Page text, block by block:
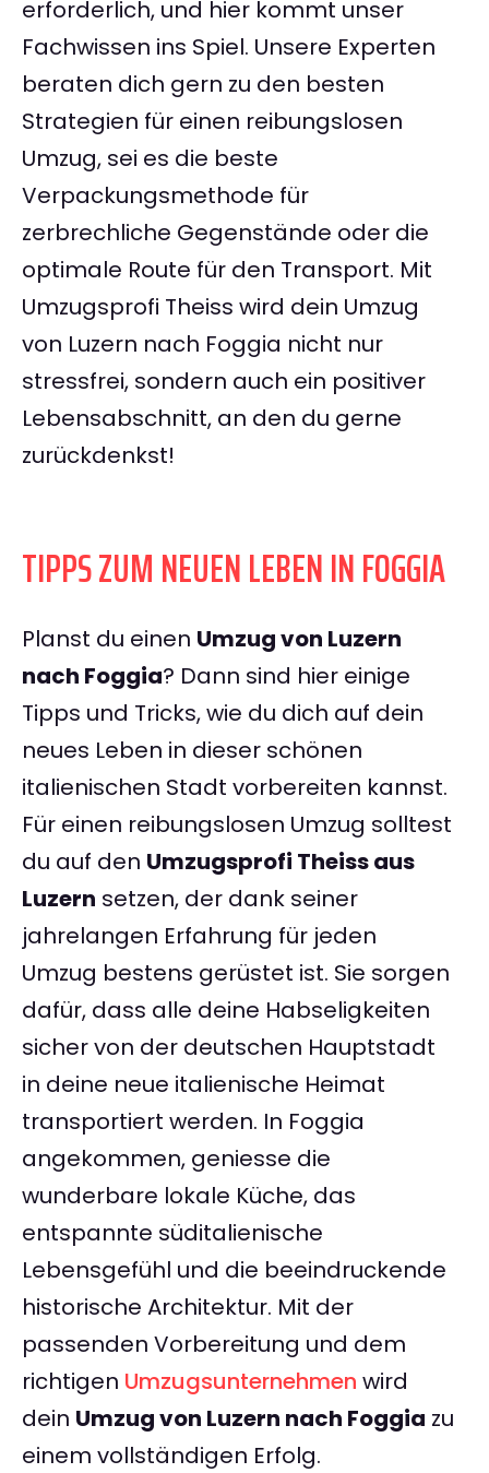
erforderlich, und hier kommt unser
Fachwissen ins Spiel. Unsere Experten
beraten dich gern zu den besten
Strategien für einen reibungslosen
Umzug, sei es die beste
Verpackungsmethode für
zerbrechliche Gegenstände oder die
optimale Route für den Transport. Mit
Umzugsprofi Theiss wird dein Umzug
von Luzern nach Foggia nicht nur
stressfrei, sondern auch ein positiver
Lebensabschnitt, an den du gerne
zurückdenkst!
TIPPS ZUM NEUEN LEBEN IN FOGGIA
Planst du einen Umzug von Luzern
nach Foggia? Dann sind hier einige
Tipps und Tricks, wie du dich auf dein
neues Leben in dieser schönen
italienischen Stadt vorbereiten kannst.
Für einen reibungslosen Umzug solltest
du auf den Umzugsprofi Theiss aus
Luzern setzen, der dank seiner
jahrelangen Erfahrung für jeden
Umzug bestens gerüstet ist. Sie sorgen
dafür, dass alle deine Habseligkeiten
sicher von der deutschen Hauptstadt
in deine neue italienische Heimat
transportiert werden. In Foggia
angekommen, geniesse die
wunderbare lokale Küche, das
entspannte süditalienische
Lebensgefühl und die beeindruckende
historische Architektur. Mit der
passenden Vorbereitung und dem
richtigen Umzugsunternehmen wird
dein Umzug von Luzern nach Foggia zu
einem vollständigen Erfolg.